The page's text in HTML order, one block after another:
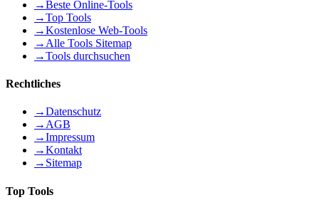
→Beste Online-Tools
→Top Tools
→Kostenlose Web-Tools
→ Alle Tools Sitemap
→Tools durchsuchen
Rechtliches
→Datenschutz
→ AGB
→Impressum
→Kontakt
→ Sitemap
Top Tools